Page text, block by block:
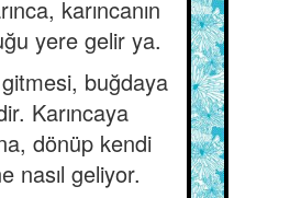
karıncanın
yere gelir ya.
buğdaya
Karıncaya
dönüp kendi
nasıl geliyor.